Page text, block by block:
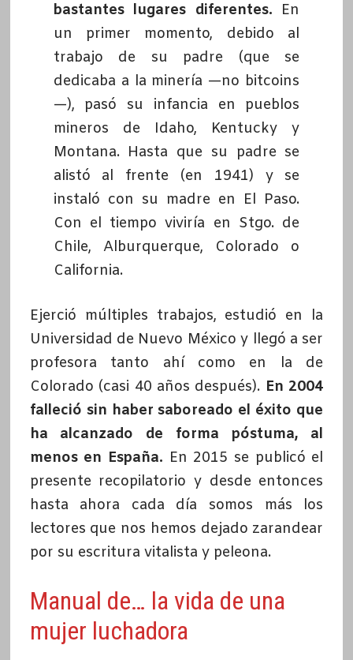
bastantes lugares diferentes. En
un primer momento, debido al
trabajo de su padre (que se
dedicaba a la minería —no bitcoins
—), pasó su infancia en pueblos
mineros de Idaho, Kentucky y
Montana. Hasta que su padre se
alistó al frente (en 1941) y se
instaló con su madre en El Paso.
Con el tiempo viviría en Stgo. de
Chile, Alburquerque, Colorado o
California.
Ejerció múltiples trabajos, estudió en la
Universidad de Nuevo México y llegó a ser
profesora tanto ahí como en la de
Colorado (casi 40 años después). En 2004
falleció sin haber saboreado el éxito que
ha alcanzado de forma póstuma, al
menos en España. En 2015 se publicó el
presente recopilatorio y desde entonces
hasta ahora cada día somos más los
lectores que nos hemos dejado zarandear
por su escritura vitalista y peleona.
Manual de… la vida de una
mujer luchadora